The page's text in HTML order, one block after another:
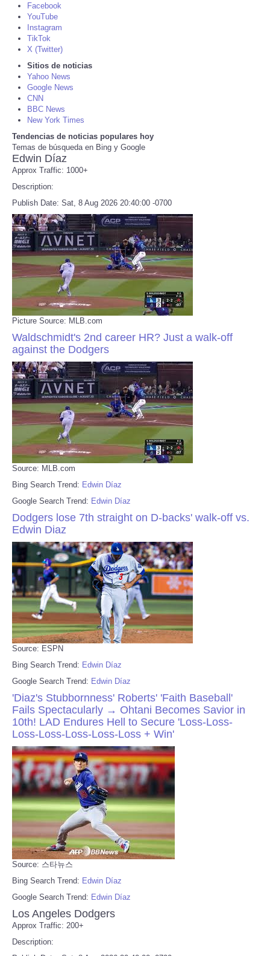
CONTACT
SEARCH
SHOPPING
Daily Deals
RobinsPost Store
Refund Policy
Facebook
YouTube
Instagram
TikTok
X (Twitter)
Sitios de noticias
Yahoo News
Google News
CNN
BBC News
New York Times
Tendencias de noticias populares hoy
Temas de búsqueda en Bing y Google
Edwin Díaz
Approx Traffic: 1000+
Description:
Publish Date: Sat, 8 Aug 2026 20:40:00 -0700
Picture Source: MLB.com
Waldschmidt's 2nd career HR? Just a walk-off
against the Dodgers
Source: MLB.com
Bing Search Trend: Edwin Díaz
Google Search Trend: Edwin Díaz
Dodgers lose 7th straight on D-backs' walk-off vs.
Edwin Diaz
Source: ESPN
Bing Search Trend: Edwin Díaz
Google Search Trend: Edwin Díaz
'Diaz's Stubbornness' Roberts' 'Faith Baseball'
Fails Spectacularly → Ohtani Becomes Savior in
10th! LAD Endures Hell to Secure 'Loss-Loss-
Loss-Loss-Loss-Loss-Loss + Win'
Source: 스타뉴스
Bing Search Trend: Edwin Díaz
Google Search Trend: Edwin Díaz
Los Angeles Dodgers
Approx Traffic: 200+
Description: